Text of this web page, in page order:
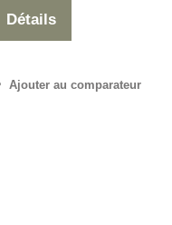
Détails
Ajouter au comparateur